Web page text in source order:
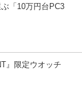
「10万円台PC3
』限定ウオッチ